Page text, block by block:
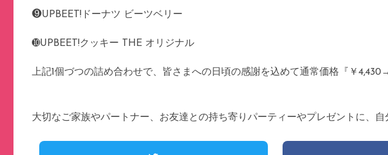
❾UPBEET!ドーナツ ビーツベリー
➓UPBEET!クッキー THE オリジナル
上記1個づつの詰め合わせで、皆さまへの日頃の感謝を込めて通常価格『￥
大切なご家族やパートナー、お友達との持ち寄りパーティーやプレゼントに、